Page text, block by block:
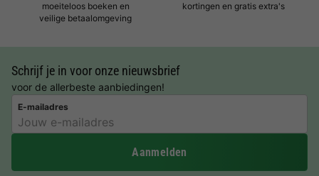
moeiteloos boeken en
veilige betaalomgeving
kortingen en gratis extra's
Schrijf je in voor onze nieuwsbrief
voor de allerbeste aanbiedingen!
E-mailadres
Aanmelden